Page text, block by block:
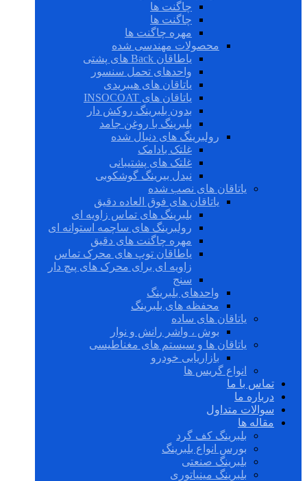
چاگنت ها
چاگنت ها
مهره چاگنت ها
محصولات مهندسی شده
یاطاقان Back های پشتی
واحدهای تحمل سنسور
یاتاقان های هیبریدی
یاتاقان های INSOCOAT
بدون بلبرینگ روکش دار
بلبرینگ با روغن جامد
رولبرینگ های دنبال شده
غلتک بادامک
غلتک های پشتیبانی
نیدل بیرینگ گوشکوبی
یاتاقان های نصب شده
یاتاقان های فوق العاده دقیق
بلبرینگ های تماس زاویه ای
رولبرینگ های ساچمه استوانه ای
مهره چاگنت های دقیق
یاطاقان توپ های محرک تماس
زاویه ای برای محرک های پیچ دار
سنج
واحدهای بلبرینگ
محفظه های بلبرینگ
یاتاقان های ساده
بوش ، واشر رانش و نوار
یاتاقان ها و سیستم های مغناطیسی
بازاریابی خودرو
انواع گریس ها
تماس با ما
درباره ما
سوالات متداول
مقاله ها
بلبرینگ کف گرد
بورس انواع بلبرینگ
بلبرینگ صنعتی
بلبرینگ مینیاتوری